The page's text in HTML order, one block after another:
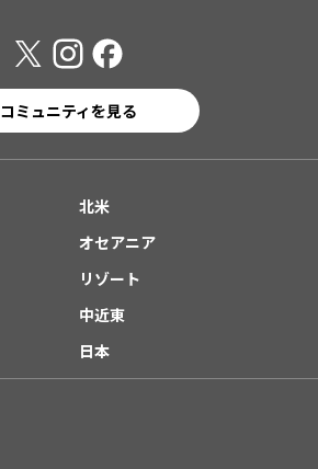
コミュニティを見る
北米
オセアニア
リゾート
中近東
日本